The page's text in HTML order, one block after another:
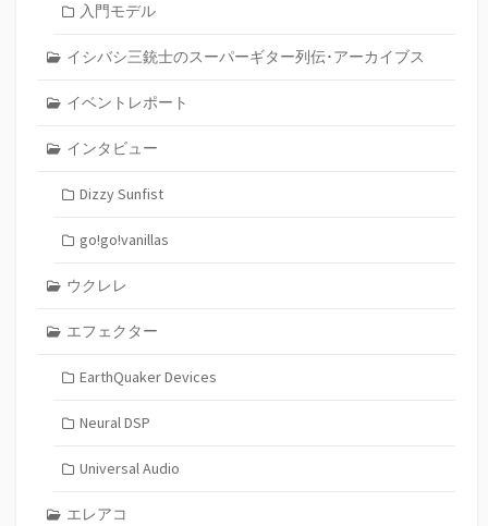
入門モデル
イシバシ三銃士のスーパーギター列伝･アーカイブス
イベントレポート
インタビュー
Dizzy Sunfist
go!go!vanillas
ウクレレ
エフェクター
EarthQuaker Devices
Neural DSP
Universal Audio
エレアコ